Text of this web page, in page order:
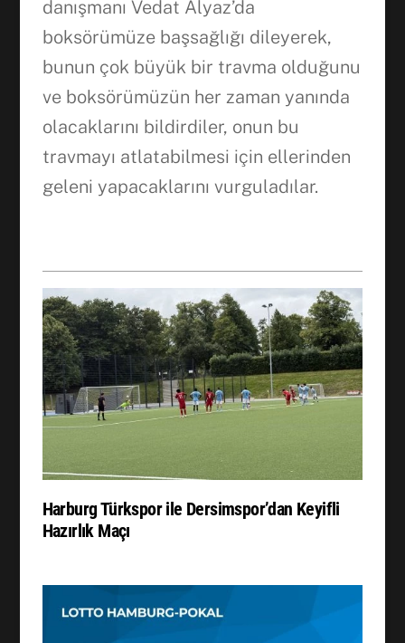
danışmanı Vedat Alyaz’da
boksörümüze başsağlığı dileyerek,
bunun çok büyük bir travma olduğunu
ve boksörümüzün her zaman yanında
olacaklarını bildirdiler, onun bu
travmayı atlatabilmesi için ellerinden
geleni yapacaklarını vurguladılar.
Harburg Türkspor ile Dersimspor’dan Keyifli
Hazırlık Maçı